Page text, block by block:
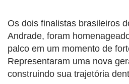
Os dois finalistas brasileiros
Andrade, foram
palco em um momento de
Representaram uma nova
construindo sua trajetória